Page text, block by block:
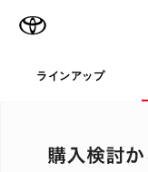
ラインアップ